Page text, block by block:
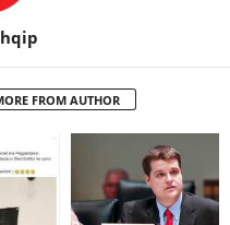
FROM AUTHOR